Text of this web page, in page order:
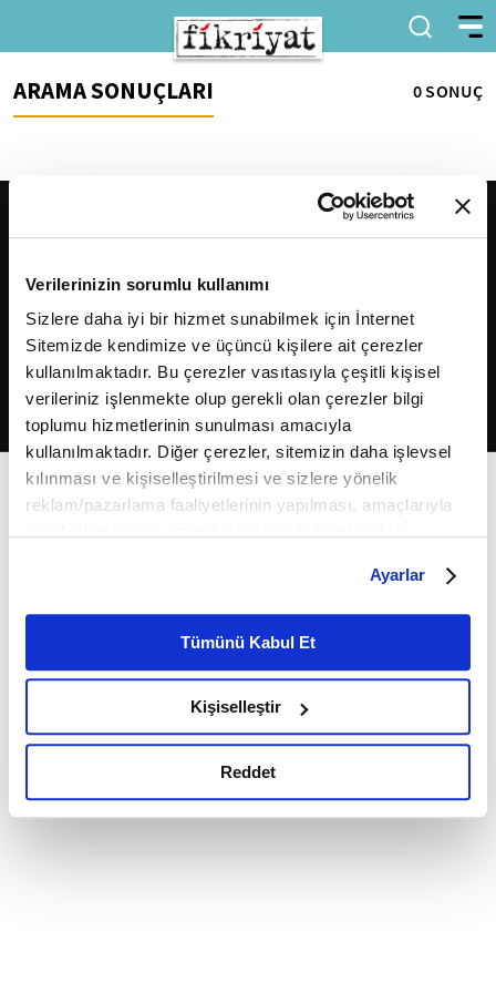
Verilerinizin sorumlu kullanımı
Sizlere daha iyi bir hizmet sunabilmek için İnternet
Sitemizde kendimize ve üçüncü kişilere ait çerezler
kullanılmaktadır. Bu çerezler vasıtasıyla çeşitli kişisel
verileriniz işlenmekte olup gerekli olan çerezler bilgi
toplumu hizmetlerinin sunulması amacıyla
kullanılmaktadır. Diğer çerezler, sitemizin daha işlevsel
kılınması ve kişiselleştirilmesi ve sizlere yönelik
reklam/pazarlama faaliyetlerinin yapılması, amaçlarıyla
belirleyebilirsiniz. Çerezlere ilişkin detaylı bilgi için
Ayarlar butonuna tıklayabilir,Çerez Bilgilendirme
Metnimizi ziyaret edebilirsiniz.
6698 sayılı Kişisel Verilerin Korunması Kanunu uyarınca
okumak ve sitemizi ziyaretiniz kapsamında
gerçekleştirilen veri işleme faaliyetleri ile ilgili daha
detaylı bilgi almak için lütfentıklayınız.
Ayarlar
Tümünü Kabul Et
Kişiselleştir
Reddet
ARAMA SONUÇLARI 0 SONUÇ
2026Fikriyat. Tüm hakları saklıdır.